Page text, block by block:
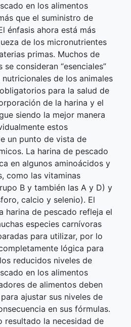
en los alimentos
que el suministro de
énfasis ahora está más
de los micronutrientes
primas. Muchos de
consideran “esenciales”
de los animales
para la salud de
de la harina y el
siendo la mejor manera
estos
un punto de vista de
La harina de pescado
en algunos aminoácidos y
como las vitaminas
B y también las A y D) y
calcio y selenio). El
harina de pescado refleja el
especies carnívoras
para utilizar, por lo
lógica para
reducidos niveles de
en los alimentos
de alimentos deben
ajustar sus niveles de
en sus fórmulas.
resultado la necesidad de